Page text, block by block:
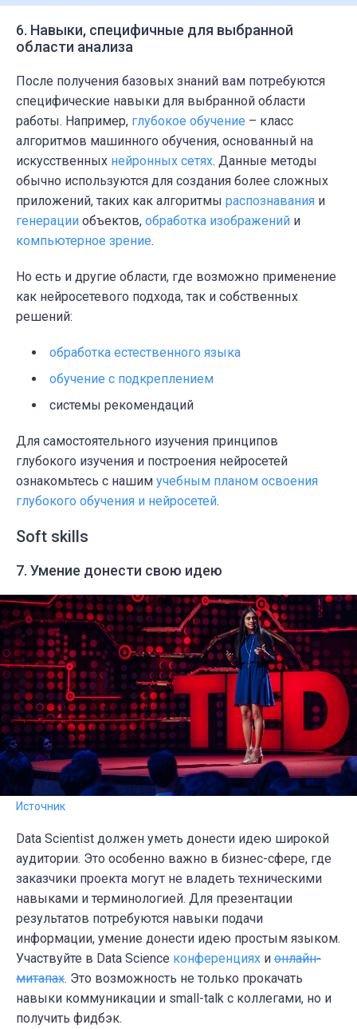
6. Навыки, специфичные для выбранной
области анализа
После получения базовых знаний вам потребуются
специфические навыки для выбранной области
работы. Например, глубокое обучение – класс
алгоритмов машинного обучения, основанный на
искусственных нейронных сетях. Данные методы
обычно используются для создания более сложных
приложений, таких как алгоритмы распознавания и
генерации объектов, обработка изображений и
компьютерное зрение.
Но есть и другие области, где возможно применение
как нейросетевого подхода, так и собственных
решений:
обработка естественного языка
обучение с подкреплением
системы рекомендаций
Для самостоятельного изучения принципов
глубокого изучения и построения нейросетей
ознакомьтесь с нашим учебным планом освоения
глубокого обучения и нейросетей.
Soft skills
7. Умение донести свою идею
Источник
Data Scientist должен уметь донести идею широкой
аудитории. Это особенно важно в бизнес-сфере, где
заказчики проекта могут не владеть техническими
навыками и терминологией. Для презентации
результатов потребуются навыки подачи
информации, умение донести идею простым языком.
Участвуйте в Data Science конференциях и онлайн-
митапах. Это возможность не только прокачать
навыки коммуникации и small-talk с коллегами, но и
получить фидбэк.